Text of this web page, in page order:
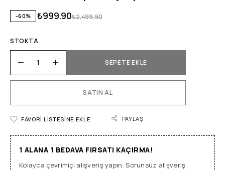
-60% ₺2,499.90
₺999.90
STOKTA
SEPETE EKLE
SATIN AL
FAVORI LISTESINE EKLE PAYLAŞ
1 ALANA 1 BEDAVA FIRSATI KAÇIRMA!
Kolayca çevrimiçi alışveriş yapın. Sorunsuz alışveriş